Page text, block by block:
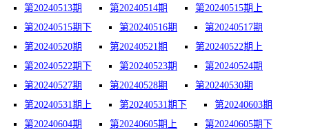
第20240513期
第20240514期
第20240515期上
第20240515期下
第20240516期
第20240517期
第20240520期
第20240521期
第20240522期上
第20240522期下
第20240523期
第20240524期
第20240527期
第20240528期
第20240530期
第20240531期上
第20240531期下
第20240603期
第20240604期
第20240605期上
第20240605期下